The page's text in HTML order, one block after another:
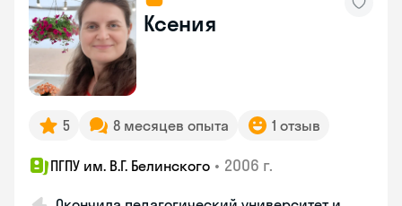
Ксения
5 8 месяцев опыта 1 отзыв
ПГПУ им. В.Г. Белинского • 2006 г.